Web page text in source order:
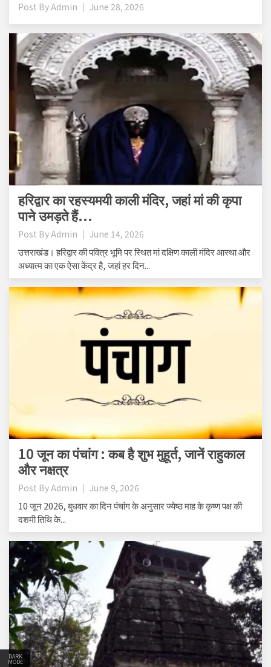
DARK
MODE
Post ByAdmin June 28, 2026
हरिद्वार का रहस्यमयी काली मंदिर, जहां मां की कृपा
पाने उमड़ते हैं...
Post ByAdmin June 14, 2026
उत्तराखंड। हरिद्वार की पवित्र भूमि पर स्थित मां दक्षिण काली मंदिर आस्था और
अध्यात्म का एक ऐसा केंद्र है, जहां हर दिन...
10 जून का पंचांग : कब है शुभ मुहूर्त, जानें राहुकाल
और नक्षत्र
Post ByAdmin June 9, 2026
10 जून 2026, बुधवार का दिन पंचांग के अनुसार ज्येष्ठ माह के कृष्ण पक्ष की
दशमी तिथि के...